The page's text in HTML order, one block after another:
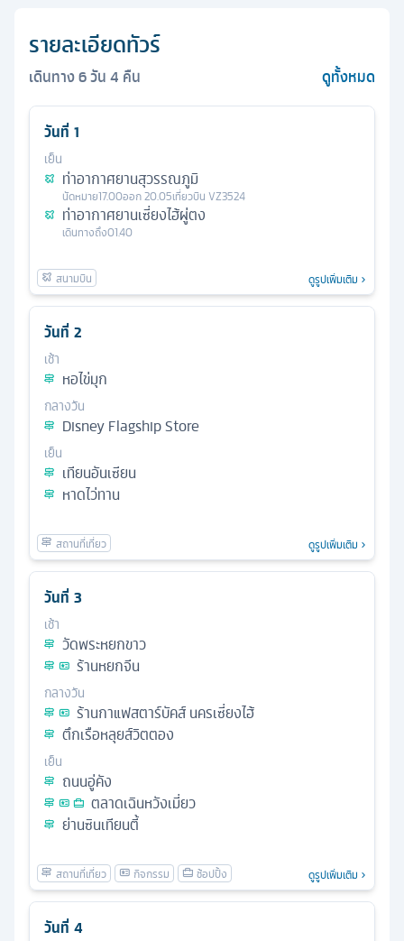
รายละเอียดทัวร์
เดินทาง6วัน4 คืน ดูทั้งหมด
วันที่ 1
เย็น
ท่าอากาศยานสุวรรณภูมิ
นัดหมาย17.00ออก20.05เที่ยวบิน VZ3524
ท่าอากาศยานเซี่ยงไฮ้ผู่ตง
เดินทางถึง01.40
ดูรูปเพิ่มเติม
วันที่ 2
เช้า
หอไข่มุก
กลางวัน
Disney Flagship Store
เย็น
เทียนอันเซียน
หาดไว่ทาน
ดูรูปเพิ่มเติม
วันที่ 3
เช้า
วัดพระหยกขาว
ร้านหยกจีน
กลางวัน
ร้านกาแฟสตาร์บัคส์ นครเซี่ยงไฮ้
ตึกเรือหลุยส์วิตตอง
เย็น
ถนนอู่คัง
ตลาดเฉินหวังเมี่ยว
ย่านซินเทียนตี้
ดูรูปเพิ่มเติม
วันที่ 4